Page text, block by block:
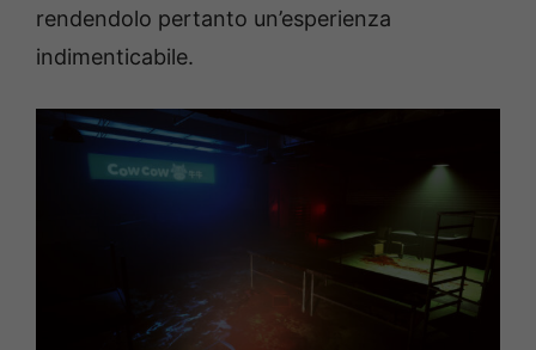
rendendolo pertanto un’esperienza
indimenticabile.